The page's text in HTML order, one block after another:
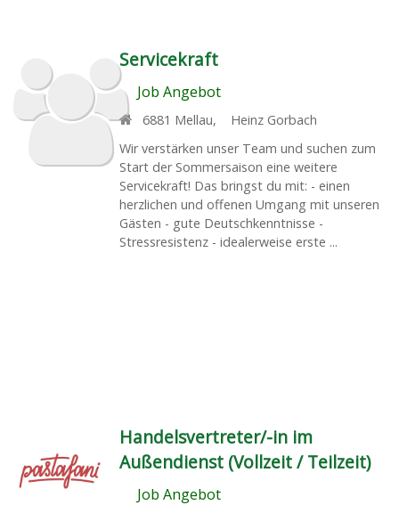
Servicekraft
Job Angebot
6881 Mellau,
Heinz Gorbach
Wir verstärken unser Team und suchen zum
Start der Sommersaison eine weitere
Servicekraft! Das bringst du mit: - einen
herzlichen und offenen Umgang mit unseren
Gästen - gute Deutschkenntnisse -
Stressresistenz - idealerweise erste ...
Handelsvertreter/-in im
Außendienst (Vollzeit / Teilzeit)
Job Angebot